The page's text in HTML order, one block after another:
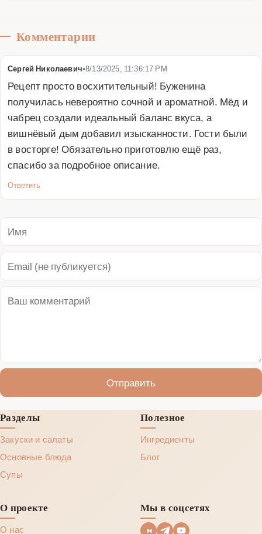
Комментарии
Сергей Николаевич•8/13/2025, 11:36:17 PM
Рецепт просто восхитительный! Буженина
получилась невероятно сочной и ароматной. Мёд и
чабрец создали идеальный баланс вкуса, а
вишнёвый дым добавил изысканности. Гости были
в восторге! Обязательно приготовлю ещё раз,
спасибо за подробное описание.
Ответить
Отправить
Разделы
Закуски и салаты
Основные блюда
Супы
Полезное
Ингредиенты
Блог
О проекте
О нас
Мы в соцсетях